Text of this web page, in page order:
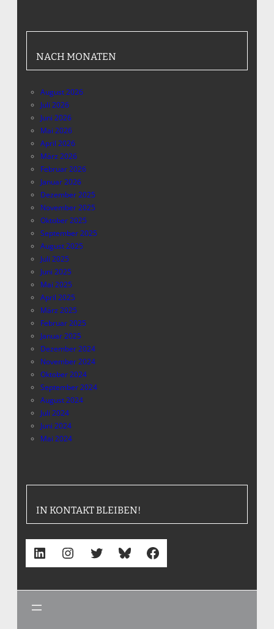
NACH MONATEN
August 2026
Juli 2026
Juni 2026
Mai 2026
April 2026
März 2026
Februar 2026
Januar 2026
Dezember 2025
November 2025
Oktober 2025
September 2025
August 2025
Juli 2025
Juni 2025
Mai 2025
April 2025
März 2025
Februar 2025
Januar 2025
Dezember 2024
November 2024
Oktober 2024
September 2024
August 2024
Juli 2024
Juni 2024
Mai 2024
IN KONTAKT BLEIBEN!
LinkedIn Instagram Twitter Bluesky Facebook